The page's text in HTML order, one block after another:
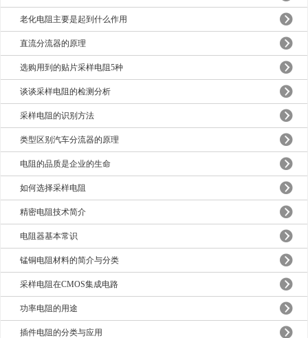
老化电阻主要是起到什么作用
直流分流器的原理
选购用到的贴片采样电阻5种
谈谈采样电阻的检测分析
采样电阻的识别方法
类型区别汽车分流器的原理
电阻的品质是企业的生命
如何选择采样电阻
精密电阻技术简介
电阻器基本常识
锰铜电阻材料的简介与分类
采样电阻在CMOS集成电路
功率电阻的用途
插件电阻的分类与应用